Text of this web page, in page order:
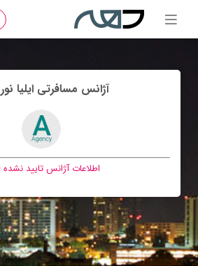
آژانس مسافرتی ايليا
اطلاعات آژانس تایید